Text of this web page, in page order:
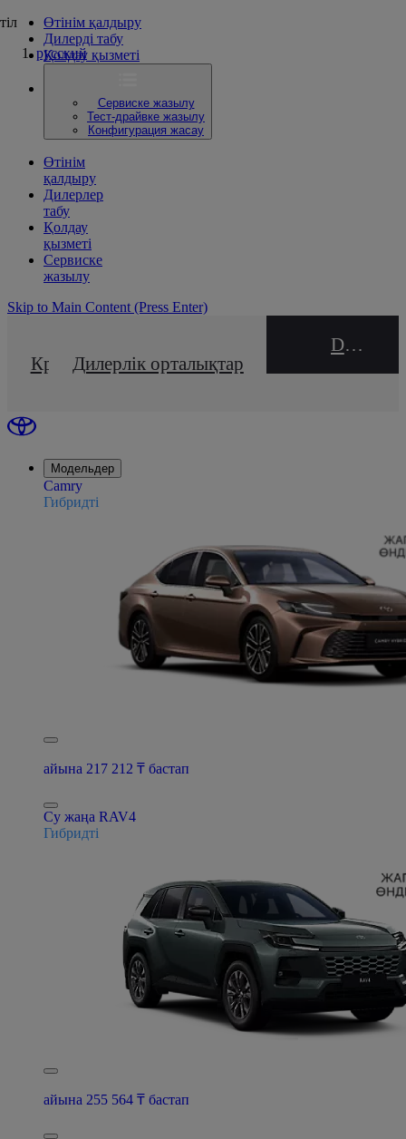
Өтінім қалдыру
Дилерді табу
Қолдау қызметі
Сервиске жазылу
Тест-драйвке жазылу
Конфигурация жасау
Өтінім
қалдыру
Дилерлер
табу
Қолдау
қызметі
Сервиске
жазылу
Skip to Main Content (Press Enter)
Кредиттік калькулятор
Дилерлік орталықтар
DEALER NAME
Модельдер
Camry
Гибридті
айына 217 212 ₸ бастап
Су жаңа RAV4
Гибридті
айына 255 564 ₸ бастап
тіл
русский